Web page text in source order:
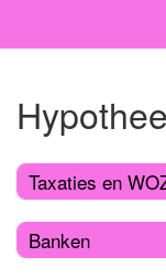
Taxaties en
Banken